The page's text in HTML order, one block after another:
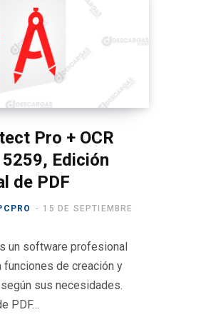
a
g
a
m
e
m
Pro + OCR
Edición
de PDF
15 DE SEPTIEMBRE
un software profesional
funciones de creación y
sus necesidades.
PDF…